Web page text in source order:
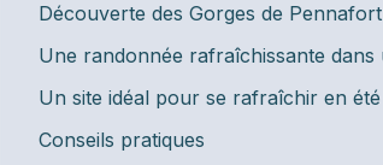
Découverte des Gorges de Pennafort
Une randonnée rafraîchissante
Un site idéal pour se rafraîchir en été
Conseils pratiques